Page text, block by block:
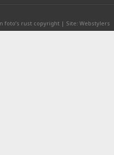
foto’s rust copyright | Site: Webstylers